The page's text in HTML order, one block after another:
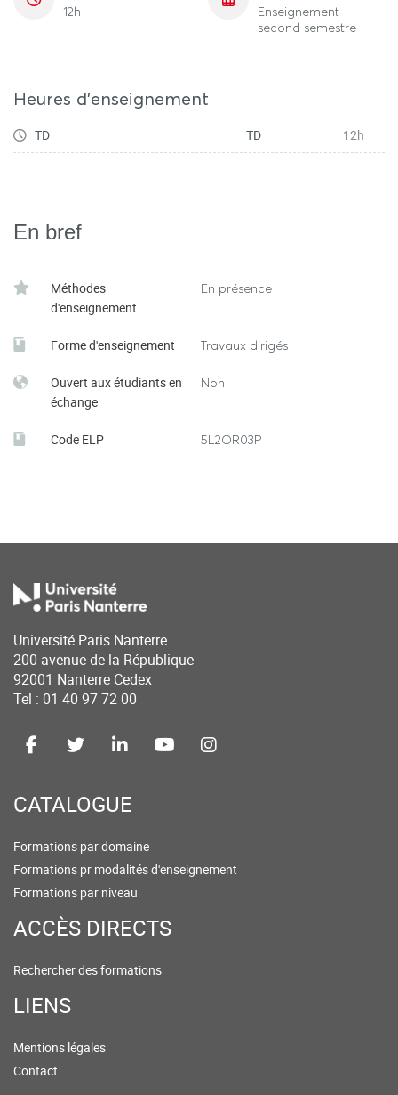
12h
Enseignement
second semestre
Heures d'enseignement
TD TD 12h
En bref
Méthodes
d'enseignement
En présence
Forme d'enseignement Travaux dirigés
Ouvert aux étudiants en
échange
Non
Code ELP 5L2OR03P
Université Paris Nanterre
200 avenue de la République
92001 Nanterre Cedex
Tel : 01 40 97 72 00
CATALOGUE
Formations par domaine
Formations pr modalités d'enseignement
Formations par niveau
ACCÈS DIRECTS
Rechercher des formations
LIENS
Mentions légales
Contact